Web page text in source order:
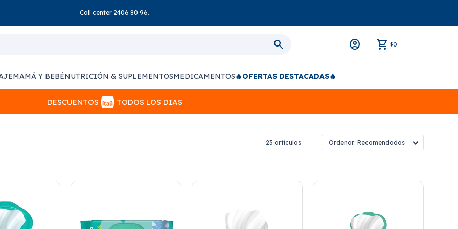
Call center 2406 80 96.
$0
MAMÁ Y BEBÉNUTRICIÓN & SUPLEMENTOSMEDICAMENTOS🔥OFERTAS DESTACADAS🔥
DESCUENTOS TODOS LOS DIAS
23 artículos Recomendados